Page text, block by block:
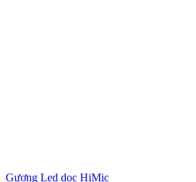
Gương Led dọc HiMic